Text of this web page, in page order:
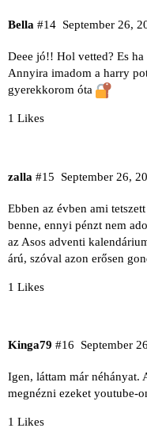
Bella September 26,
#14
Deee jó!! Hol vetted? Es
Annyira imadom a harry
gyerekkorom óta
1 Likes
zalla September 26,
#15
Ebben az évben ami
benne, ennyi pénzt nem
az Asos adventi
árú, szóval azon erősen
1 Likes
Kinga79 September
#16
Igen, láttam már néhányat.
megnézni ezeket youtube-
1 Likes